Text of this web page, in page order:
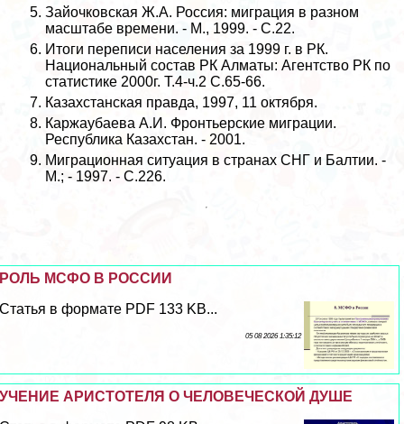
Зайочковская Ж.А. Россия: миграция в разном
масштабе времени. - М., 1999. - С.22.
Итоги переписи населения за 1999 г. в РК.
Национальный состав РК Алматы: Агентство РК по
статистике 2000г. Т.4-ч.2 С.65-66.
Казахстанская правда, 1997, 11 октября.
Каржаубаева А.И. Фронтьерские миграции.
Республика Казахстан. - 2001.
Миграционная ситуация в странах СНГ и Балтии. -
М.; - 1997. - С.226.
РОЛЬ МСФО В РОССИИ
Статья в формате PDF 133 KB...
05 08 2026 1:35:12
УЧЕНИЕ АРИСТОТЕЛЯ О ЧЕЛОВЕЧЕСКОЙ ДУШЕ